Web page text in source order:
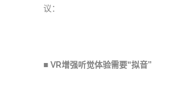
议：
■ VR增强听觉体验需要“拟音”